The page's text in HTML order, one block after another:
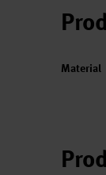
Material